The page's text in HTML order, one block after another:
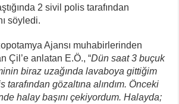
2 sivil polis tarafından
söyledi.
Ajansı muhabirlerinden
Çil’e anlatan E.Ö., “Dün saat 3 buçuk
biraz uzağında lavaboya gittiğim
tarafından gözaltına alındım. Önceki
halay başını çekiyordum. Halayda;